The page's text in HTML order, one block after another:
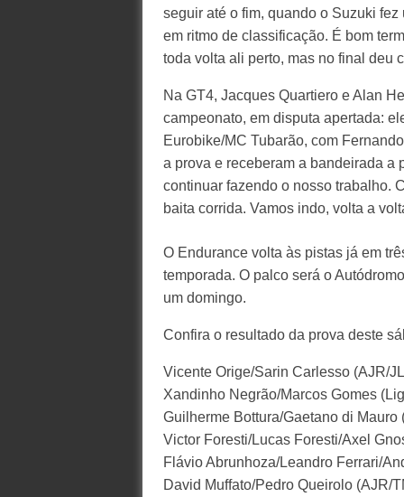
seguir até o fim, quando o Suzuki fez
em ritmo de classificação. É bom
toda volta ali perto, mas no final deu
Na GT4, Jacques Quartiero e Alan
campeonato, em disputa apertada:
Eurobike/MC Tubarão, com
a prova e receberam a bandeirada a
continuar fazendo o nosso trabalho.
baita corrida. Vamos indo, volta a
O Endurance volta às pistas já em
temporada. O palco será o
um domingo.
Confira o resultado da prova deste
Vicente Orige/Sarin Carlesso (AJR/
Xandinho Negrão/Marcos Gomes
Guilherme Bottura/Gaetano di Mauro
Victor Foresti/Lucas Foresti/Axel
Flávio Abrunhoza/Leandro Ferrari/
David Muffato/Pedro Queirolo (AJR/